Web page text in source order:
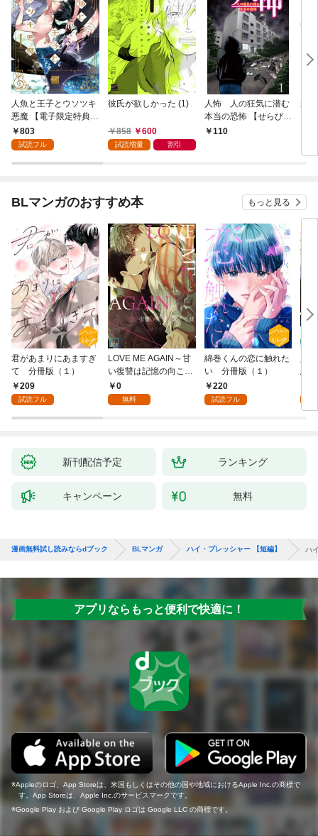
人魚と王子とウソツキ
悪魔 【電子限定特典付
き】(1)
803
試読フル
彼氏が欲しかった (1)
858 600
試読増量 割引
人怖 人の狂気に潜む
本当の恐怖 【せらびぃ
連載版】１
110
運
BLマンガのおすすめ本 もっと見る
君があまりにあますぎ
て 分冊版（１）
209
試読フル
LOVE ME AGAIN～甘
い復讐は記憶の向こう
側～【全年齢版】(1)
0
無料
綿巻くんの恋に触れた
い 分冊版（１）
220
試読フル
悪
新刊配信予定 ランキング
キャンペーン 無料
漫画無料試し読みならdブック BLマンガ ハイ・プレッシャー 【短編】 ハ
アプリならもっと便利で快適に！
Appleのロゴ、App Storeは、米国もしくはその他の国や地域におけるApple Inc.の商標で
す。App Storeは、Apple Inc.のサービスマークです。
Google Play および Google Play ロゴは Google LLC の商標です。